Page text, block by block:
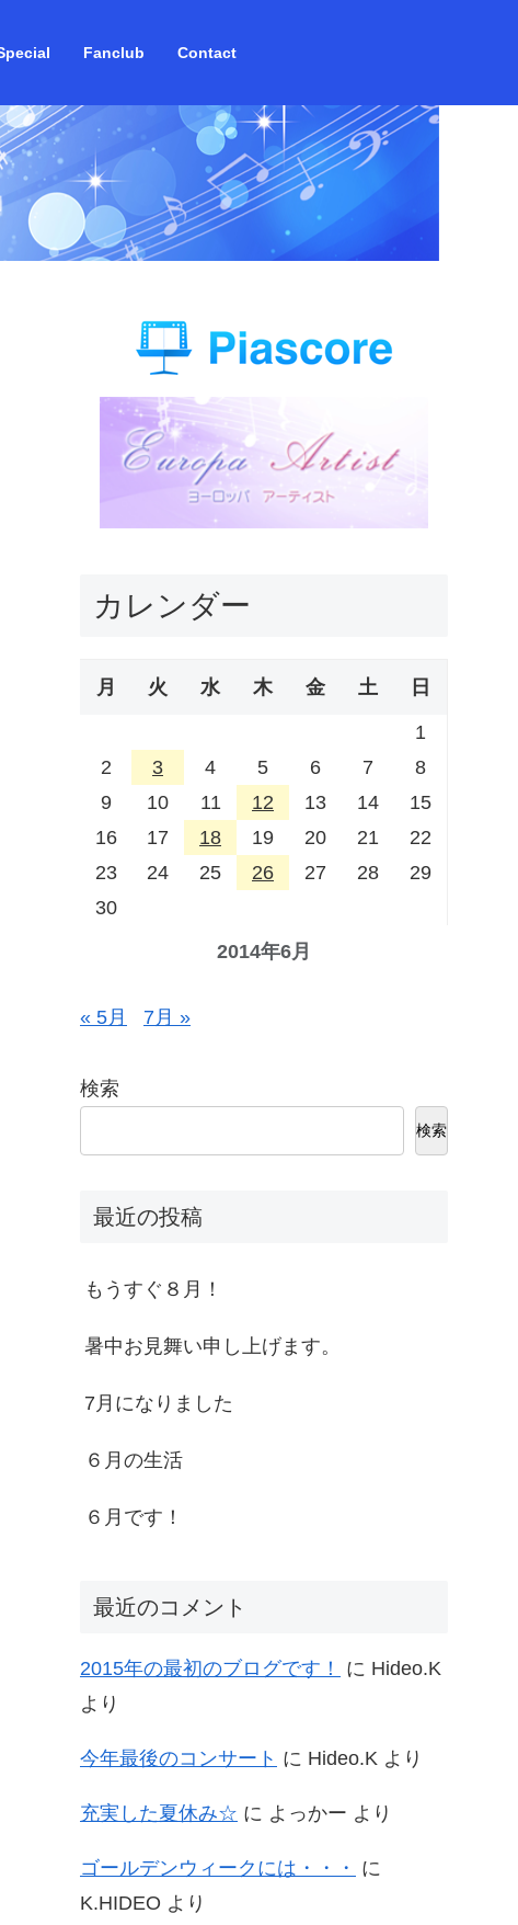
Fanclub Contact
カレンダー
2014年6月
月 火 水 木 金 土 日
1
2
3 4 5 6 7
8
9
10 11 12 13 14
15
16
17 18 19 20 21
22
23
24 25 26 27 28
29
30
« 5月 7月 »
検索
検索
最近の投稿
もうすぐ８月！
暑中お見舞い申し上げます。
7月になりました
６月の生活
６月です！
最近のコメント
2015年の最初のブログです！ に Hideo.K
より
今年最後のコンサート に Hideo.K より
充実した夏休み☆ に よっかー より
ゴールデンウィークには・・・
に
K.HIDEO より